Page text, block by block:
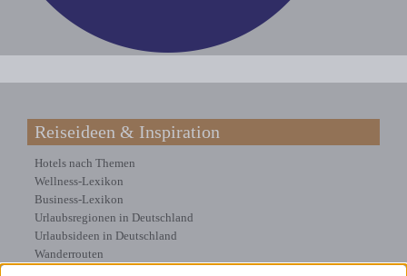
Reiseideen & Inspiration
Hotels nach Themen
Wellness-Lexikon
Business-Lexikon
Urlaubsregionen in Deutschland
Urlaubsideen in Deutschland
Wanderrouten